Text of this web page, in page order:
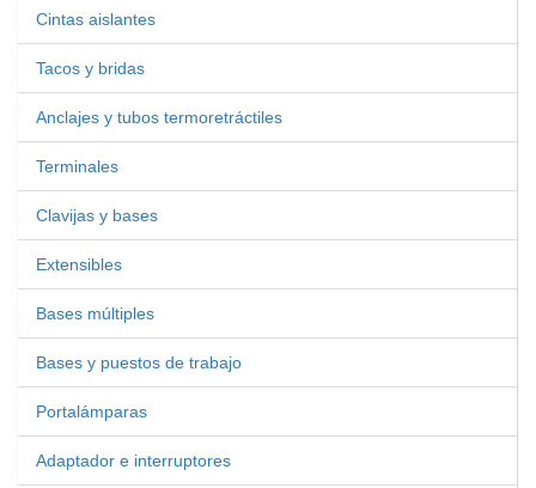
Cintas aislantes
Tacos y bridas
Anclajes y tubos termoretráctiles
Terminales
Clavijas y bases
Extensibles
Bases múltiples
Bases y puestos de trabajo
Portalámparas
Adaptador e interruptores